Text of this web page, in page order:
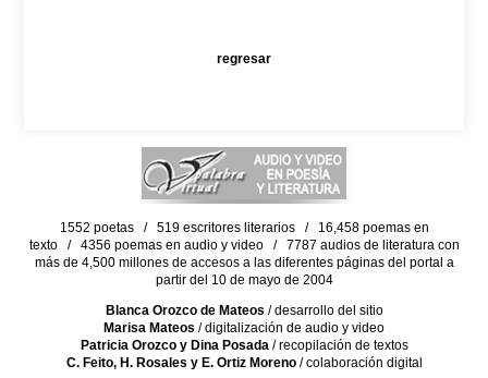
regresar
1552 poetas / 519 escritores literarios / 16,458 poemas en
texto / 4356 poemas en audio y video / 7787 audios de literatura con
más de 4,500 millones de accesos a las diferentes páginas del portal a
partir del 10 de mayo de 2004
Blanca Orozco de Mateos / desarrollo del sitio
Marisa Mateos / digitalización de audio y video
Patricia Orozco y Dina Posada/ recopilación de textos
C. Feito, H. Rosales y E. Ortiz Moreno/ colaboración digital